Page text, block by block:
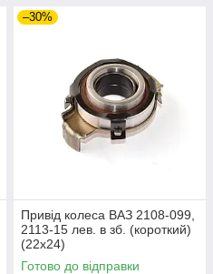
–30%
Привід колеса ВАЗ 2108-099,
2113-15 лев. в зб. (короткий)
(22х24)
Готово до відправки